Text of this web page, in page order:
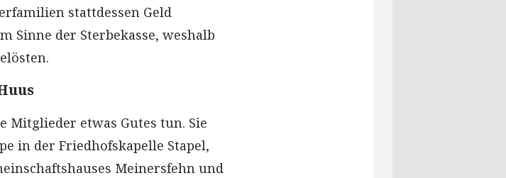
stattdessen Geld
Sinne der Sterbekasse, weshalb
Mitglieder etwas Gutes tun. Sie
in der Friedhofskapelle Stapel,
Meinersfehn und